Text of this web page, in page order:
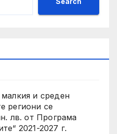
и среден
региони се
лв. от Програма
2021-2027 г.